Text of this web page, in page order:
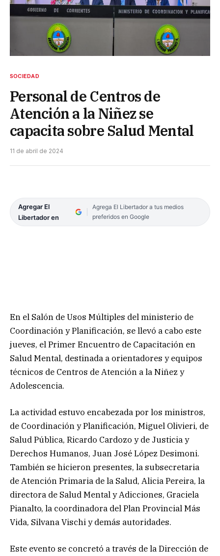
SOCIEDAD
Personal de Centros de
Atención a la Niñez se
capacita sobre Salud Mental
11 de abril de 2024
Agregar El
Libertador en
Agrega El Libertador a tus medios
preferidos en Google
En el Salón de Usos Múltiples del ministerio de
Coordinación y Planificación, se llevó a cabo este
jueves, el Primer Encuentro de Capacitación en
Salud Mental, destinada a orientadores y equipos
técnicos de Centros de Atención a la Niñez y
Adolescencia.
La actividad estuvo encabezada por los ministros,
de Coordinación y Planificación, Miguel Olivieri, de
Salud Pública, Ricardo Cardozo y de Justicia y
Derechos Humanos, Juan José López Desimoni.
También se hicieron presentes, la subsecretaria
de Atención Primaria de la Salud, Alicia Pereira, la
directora de Salud Mental y Adicciones, Graciela
Pianalto, la coordinadora del Plan Provincial Más
Vida, Silvana Vischi y demás autoridades.
Este evento se concretó a través de la Dirección de